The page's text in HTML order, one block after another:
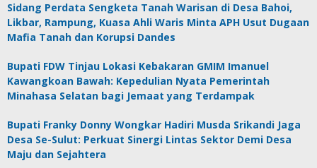
Sidang Perdata Sengketa Tanah Warisan di Desa Bahoi,
Likbar, Rampung, Kuasa Ahli Waris Minta APH Usut Dugaan
Mafia Tanah dan Korupsi Dandes
Bupati FDW Tinjau Lokasi Kebakaran GMIM Imanuel
Kawangkoan Bawah: Kepedulian Nyata Pemerintah
Minahasa Selatan bagi Jemaat yang Terdampak
Bupati Franky Donny Wongkar Hadiri Musda Srikandi Jaga
Desa Se-Sulut: Perkuat Sinergi Lintas Sektor Demi Desa
Maju dan Sejahtera